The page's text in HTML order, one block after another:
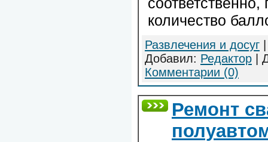
количество
Развлечения и досуг
Добавил: Редактор |
Комментарии (0)
Ремонт